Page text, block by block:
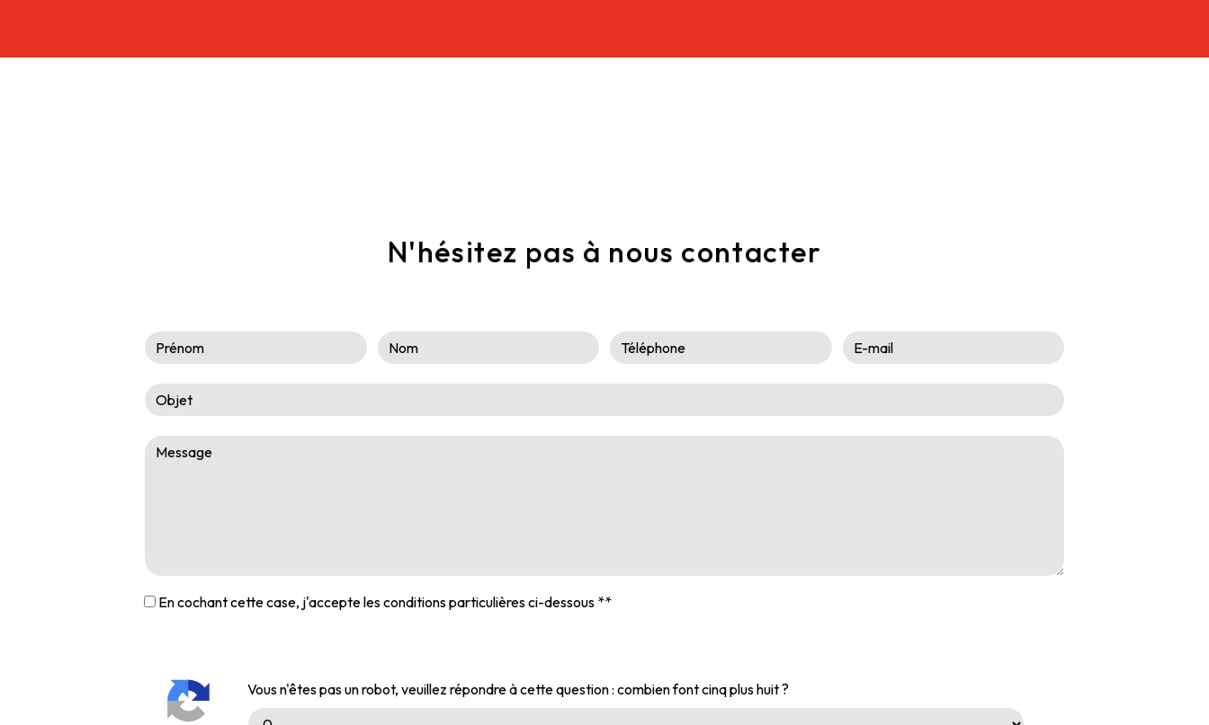
N'hésitez pas à nous contacter
En cochant cette case, j'accepte les conditions particulières ci-dessous **
Vous n'êtes pas un robot, veuillez répondre à cette question : combien font cinq plus huit ?